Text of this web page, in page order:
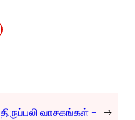
திருப்பலி வாசகங்கள் – →